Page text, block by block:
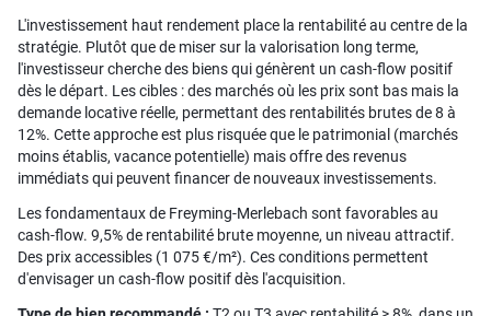
L'investissement haut rendement place la rentabilité au centre de la
stratégie. Plutôt que de miser sur la valorisation long terme,
l'investisseur cherche des biens qui génèrent un cash-flow positif
dès le départ. Les cibles : des marchés où les prix sont bas mais la
demande locative réelle, permettant des rentabilités brutes de 8 à
12%. Cette approche est plus risquée que le patrimonial (marchés
moins établis, vacance potentielle) mais offre des revenus
immédiats qui peuvent financer de nouveaux investissements.
Les fondamentaux de Freyming-Merlebach sont favorables au
cash-flow. 9,5% de rentabilité brute moyenne, un niveau attractif.
Des prix accessibles (1 075 €/m²). Ces conditions permettent
d'envisager un cash-flow positif dès l'acquisition.